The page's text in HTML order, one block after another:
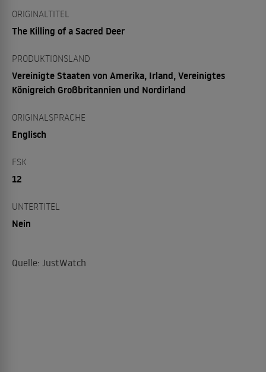
ORIGINALTITEL
The Killing of a Sacred Deer
PRODUKTIONSLAND
Vereinigte Staaten von Amerika, Irland, Vereinigtes
Königreich Großbritannien und Nordirland
ORIGINALSPRACHE
Englisch
FSK
12
UNTERTITEL
Nein
Quelle: JustWatch